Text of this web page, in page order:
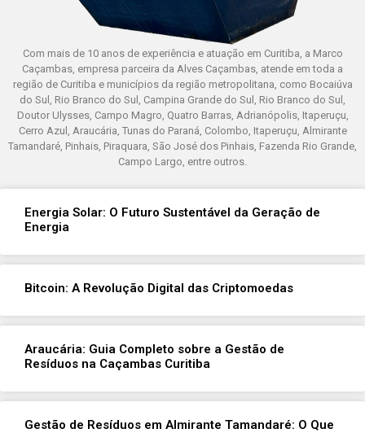
Com mais de 10 anos de experiência e atuação em Curitiba, a Marco
Caçambas, empresa parceira da Alves Caçambas, atende em toda a
região de Curitiba e municípios da região metropolitana, como Bocaiúva
do Sul, Rio Branco do Sul, Campina Grande do Sul, Rio Branco do Sul,
Doutor Ulysses, Campo Magro, Quatro Barras, Adrianópolis, Itaperuçu,
Cerro Azul, Araucária, Tunas do Paraná, Colombo, Itaperuçu, Almirante
Tamandaré, Pinhais, Piraquara, São José dos Pinhais, Fazenda Rio Grande,
Campo Largo, entre outros.
Energia Solar: O Futuro Sustentável da Geração de
Energia
Bitcoin: A Revolução Digital das Criptomoedas
Araucária: Guia Completo sobre a Gestão de
Resíduos na Caçambas Curitiba
Gestão de Resíduos em Almirante Tamandaré: O Que